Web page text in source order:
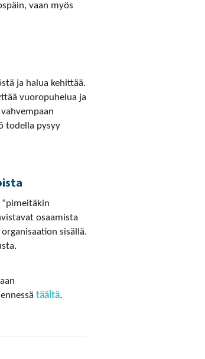
vaan myös
ja halua kehittää.
vuoropuhelua ja
todella pysyy
osaamista
sisällä.
täältä.